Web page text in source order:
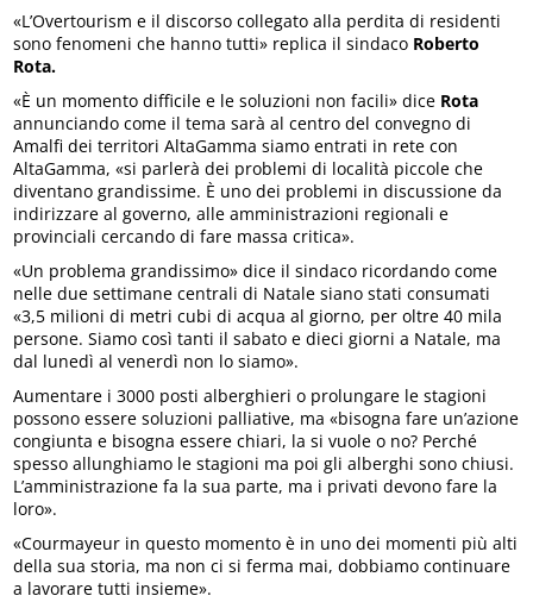
«L’Overtourism e il discorso collegato alla perdita di residenti
sono fenomeni che hanno tutti» replica il sindaco Roberto
Rota.
«È un momento difficile e le soluzioni non facili» dice Rota
annunciando come il tema sarà al centro del convegno di
Amalfi dei territori AltaGamma siamo entrati in rete con
AltaGamma, «si parlerà dei problemi di località piccole che
diventano grandissime. È uno dei problemi in discussione da
indirizzare al governo, alle amministrazioni regionali e
provinciali cercando di fare massa critica».
«Un problema grandissimo» dice il sindaco ricordando come
nelle due settimane centrali di Natale siano stati consumati
«3,5 milioni di metri cubi di acqua al giorno, per oltre 40 mila
persone. Siamo così tanti il sabato e dieci giorni a Natale, ma
dal lunedì al venerdì non lo siamo».
Aumentare i 3000 posti alberghieri o prolungare le stagioni
possono essere soluzioni palliative, ma «bisogna fare un’azione
congiunta e bisogna essere chiari, la si vuole o no? Perché
spesso allunghiamo le stagioni ma poi gli alberghi sono chiusi.
L’amministrazione fa la sua parte, ma i privati devono fare la
loro».
«Courmayeur in questo momento è in uno dei momenti più alti
della sua storia, ma non ci si ferma mai, dobbiamo continuare
a lavorare tutti insieme».